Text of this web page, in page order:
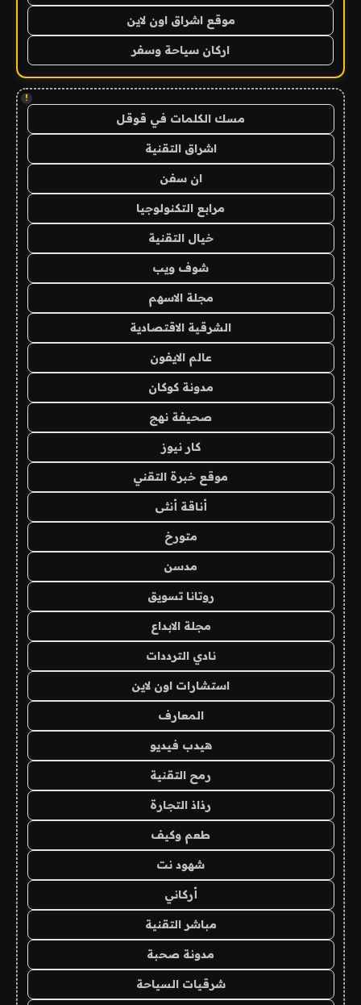
موقع اشراق اون لاين
اركان سياحة وسفر
!
مسك الكلمات في قوقل
اشراق التقنية
ان سفن
مرابع التكنولوجيا
خيال التقنية
شوف ويب
مجلة الاسهم
الشرقية الاقتصادية
عالم الايفون
مدونة كوكان
صحيفة نهج
كار نيوز
موقع خبرة التقني
أناقة أنثى
متورخ
مدسن
روتانا تسويق
مجلة الابداع
نادي الترددات
استشارات اون لاين
المعارف
هيدب فيديو
رمح التقنية
رذاذ التجارة
طعم وكيف
شهود نت
أركاني
مباشر التقنية
مدونة صحبة
شرقيات السياحة